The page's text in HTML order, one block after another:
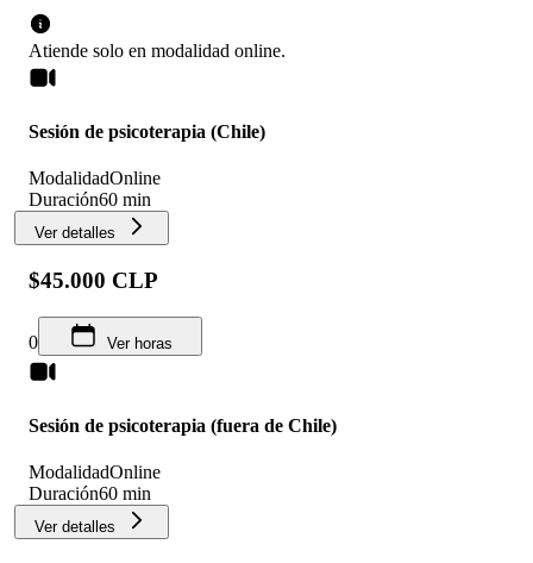
Atiende solo en modalidad online.
Sesión de psicoterapia (Chile)
ModalidadOnline
Duración60 min
Ver detalles
$45.000 CLP
0 Ver horas
Sesión de psicoterapia (fuera de Chile)
ModalidadOnline
Duración60 min
Ver detalles